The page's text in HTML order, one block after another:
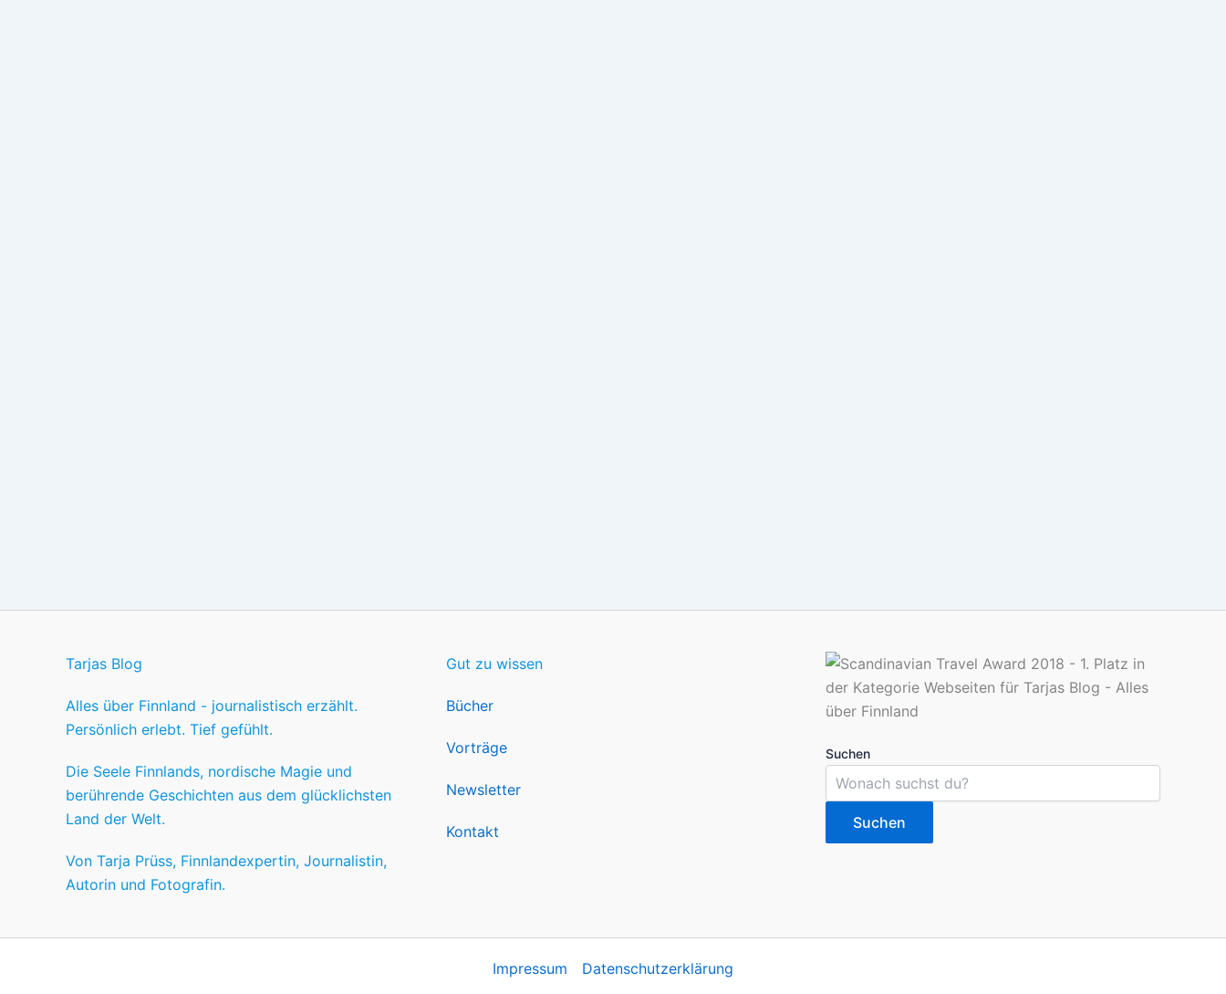
Tarjas Blog
Alles über Finnland - journalistisch erzählt.
Persönlich erlebt. Tief gefühlt.
Die Seele Finnlands, nordische Magie und
berührende Geschichten aus dem glücklichsten
Land der Welt.
Von Tarja Prüss, Finnlandexpertin, Journalistin,
Autorin und Fotografin.
Gut zu wissen
Bücher
Vorträge
Newsletter
Kontakt
Suchen
Suchen
Impressum
Datenschutzerklärung